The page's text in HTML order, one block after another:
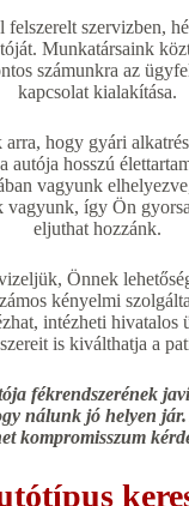
felszerelt szervizben,
Munkatársaink
számunkra az
kapcsolat kialakítása.
hogy gyári
autója hosszú
vagyunk
vagyunk, így Ön
eljuthat hozzánk.
Önnek
kényelmi
intézheti hivatalos
is kiválthatja a
fékrendszerének
nálunk jó helyen
kompromisszum